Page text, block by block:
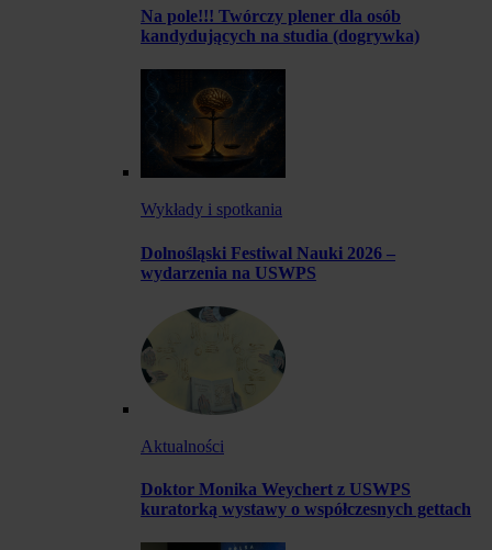
Na pole!!! Twórczy plener dla osób
kandydujących na studia (dogrywka)
Wykłady i spotkania
Dolnośląski Festiwal Nauki 2026 –
wydarzenia na USWPS
Aktualności
Doktor Monika Weychert z USWPS
kuratorką wystawy o współczesnych gettach